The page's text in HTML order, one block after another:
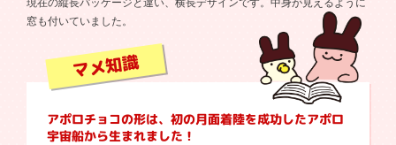
現在の縦長パッケージと違い、横長デザインです。中身が見えるように
窓も付いていました。
マメ知識
アポロチョコの形は、初の月面着陸を成功したアポロ
宇宙船から生まれました！